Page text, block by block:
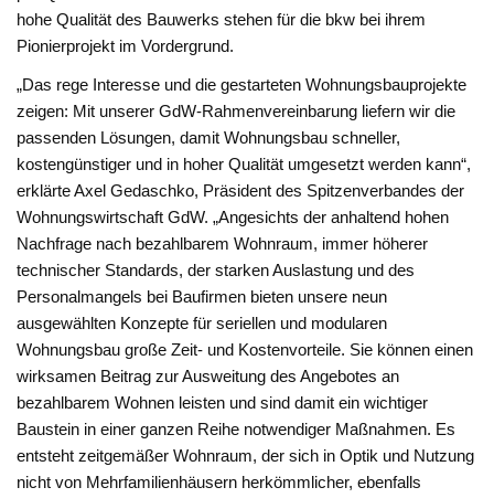
hohe Qualität des Bauwerks stehen für die bkw bei ihrem
Pionierprojekt im Vordergrund.
„Das rege Interesse und die gestarteten Wohnungsbauprojekte
zeigen: Mit unserer GdW-Rahmenvereinbarung liefern wir die
passenden Lösungen, damit Wohnungsbau schneller,
kostengünstiger und in hoher Qualität umgesetzt werden kann“,
erklärte Axel Gedaschko, Präsident des Spitzenverbandes der
Wohnungswirtschaft GdW. „Angesichts der anhaltend hohen
Nachfrage nach bezahlbarem Wohnraum, immer höherer
technischer Standards, der starken Auslastung und des
Personalmangels bei Baufirmen bieten unsere neun
ausgewählten Konzepte für seriellen und modularen
Wohnungsbau große Zeit- und Kostenvorteile. Sie können einen
wirksamen Beitrag zur Ausweitung des Angebotes an
bezahlbarem Wohnen leisten und sind damit ein wichtiger
Baustein in einer ganzen Reihe notwendiger Maßnahmen. Es
entsteht zeitgemäßer Wohnraum, der sich in Optik und Nutzung
nicht von Mehrfamilienhäusern herkömmlicher, ebenfalls